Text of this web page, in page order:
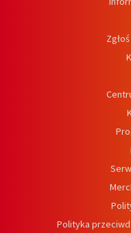
Polityka